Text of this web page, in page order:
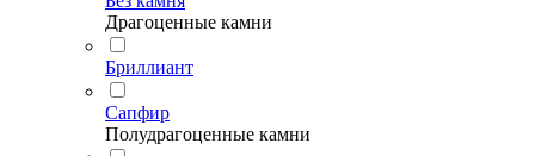
Драгоценные камни
Бриллиант
Сапфир
Полудрагоценные камни